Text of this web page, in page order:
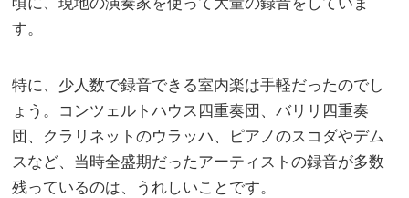
す。
特に、少人数で録音できる室内楽は手軽だったのでし
ょう。コンツェルトハウス四重奏団、バリリ四重奏
団、クラリネットのウラッハ、ピアノのスコダやデム
スなど、当時全盛期だったアーティストの録音が多数
残っているのは、うれしいことです。